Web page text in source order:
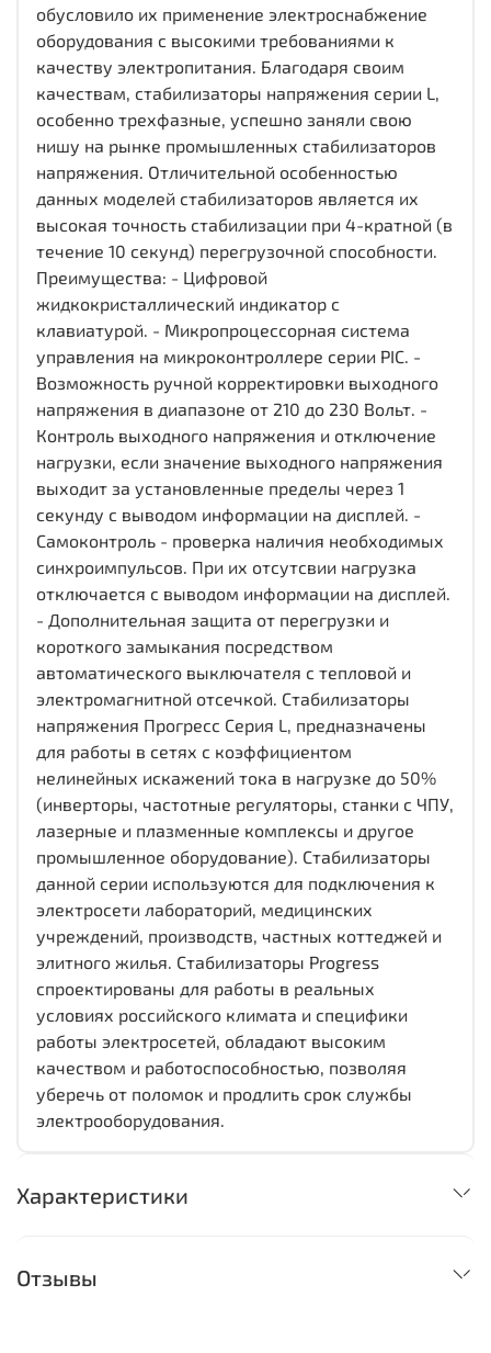
обусловило их применение электроснабжение
оборудования с высокими требованиями к
качеству электропитания. Благодаря своим
качествам, стабилизаторы напряжения серии L,
особенно трехфазные, успешно заняли свою
нишу на рынке промышленных стабилизаторов
напряжения. Отличительной особенностью
данных моделей стабилизаторов является их
высокая точность стабилизации при 4-кратной (в
течение 10 секунд) перегрузочной способности.
Преимущества: - Цифровой
жидкокристаллический индикатор с
клавиатурой. - Микропроцессорная система
управления на микроконтроллере серии PIC. -
Возможность ручной корректировки выходного
напряжения в диапазоне от 210 до 230 Вольт. -
Контроль выходного напряжения и отключение
нагрузки, если значение выходного напряжения
выходит за установленные пределы через 1
секунду с выводом информации на дисплей. -
Самоконтроль - проверка наличия необходимых
синхроимпульсов. При их отсутсвии нагрузка
отключается с выводом информации на дисплей.
- Дополнительная защита от перегрузки и
короткого замыкания посредством
автоматического выключателя с тепловой и
электромагнитной отсечкой. Стабилизаторы
напряжения Прогресс Cерия L, предназначены
для работы в сетях с коэффициентом
нелинейных искажений тока в нагрузке до 50%
(инверторы, частотные регуляторы, станки с ЧПУ,
лазерные и плазменные комплексы и другое
промышленное оборудование). Стабилизаторы
данной серии используются для подключения к
электросети лабораторий, медицинских
учреждений, производств, частных коттеджей и
элитного жилья. Стабилизаторы Progress
спроектированы для работы в реальных
условиях российского климата и специфики
работы электросетей, обладают высоким
качеством и работоспособностью, позволяя
уберечь от поломок и продлить срок службы
электрооборудования.
Характеристики
Отзывы